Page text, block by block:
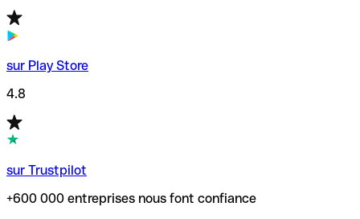
sur Play Store
4.8
sur Trustpilot
+600 000 entreprises nous font confiance